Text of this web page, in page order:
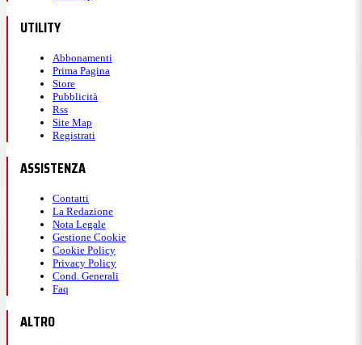
UTILITY
Abbonamenti
Prima Pagina
Store
Pubblicità
Rss
Site Map
Registrati
ASSISTENZA
Contatti
La Redazione
Nota Legale
Gestione Cookie
Cookie Policy
Privacy Policy
Cond. Generali
Faq
ALTRO